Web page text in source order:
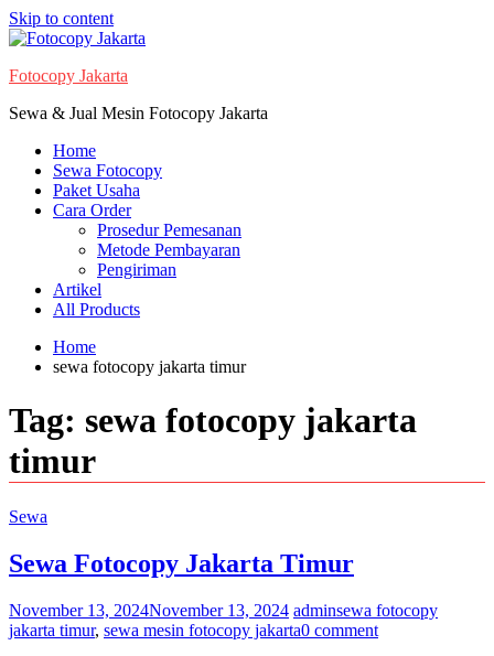
Skip to content
Fotocopy Jakarta
Sewa & Jual Mesin Fotocopy Jakarta
Home
Sewa Fotocopy
Paket Usaha
Cara Order
Prosedur Pemesanan
Metode Pembayaran
Pengiriman
Artikel
All Products
Home
sewa fotocopy jakarta timur
Tag: sewa fotocopy jakarta
timur
Sewa
Sewa Fotocopy Jakarta Timur
November 13, 2024November 13, 2024 adminsewa fotocopy
jakarta timur, sewa mesin fotocopy jakarta0 comment